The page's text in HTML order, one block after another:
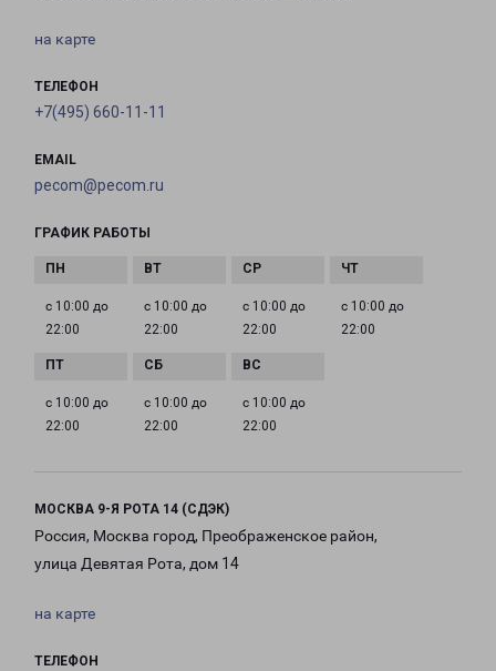
на карте
ТЕЛЕФОН
+7(495) 660-11-11
EMAIL
pecom@pecom.ru
ГРАФИК РАБОТЫ
с 10:00 до
22:00
с 10:00 до
22:00
с 10:00 до
22:00
с 10:00 до
22:00
с 10:00 до
22:00
с 10:00 до
22:00
с 10:00 до
22:00
МОСКВА 9-Я РОТА 14 (СДЭК)
Россия, Москва город, Преображенское район,
улица Девятая Рота, дом 14
на карте
ТЕЛЕФОН